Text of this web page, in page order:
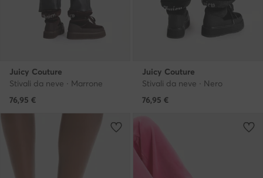
Juicy Couture
Stivali da neve · Marrone
76,95 €
Juicy Couture
Stivali da neve · Nero
76,95 €